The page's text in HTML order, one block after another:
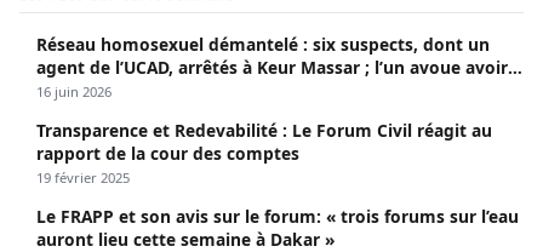
Réseau homosexuel démantelé : six suspects, dont un
agent de l’UCAD, arrêtés à Keur Massar ; l’un avoue avoir
propagé le VIH depuis 2018
16 juin 2026
Transparence et Redevabilité : Le Forum Civil réagit au
rapport de la cour des comptes
19 février 2025
Le FRAPP et son avis sur le forum: « trois forums sur l’eau
auront lieu cette semaine à Dakar »